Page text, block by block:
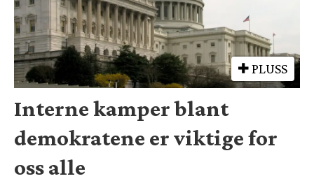
PLUSS
Interne kamper blant
demokratene er viktige for
oss alle